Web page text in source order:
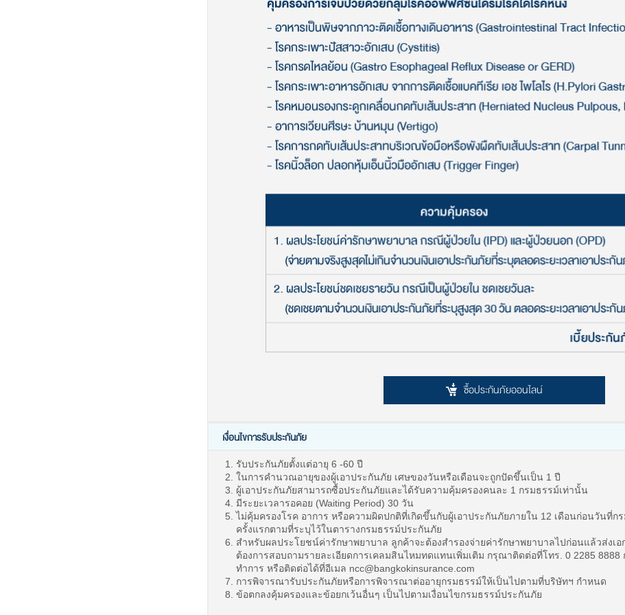
ซื้อประกันภัยออนไลน์
เงื่อนไขการรับประกันภัย
รับประกันภัยตั้งแต่อายุ 6 -60 ปี
ในการคำนวณอายุของผู้เอาประกันภัย เศษของวันหรือเดือนจะถูกปัดขึ้นเป็น 1 ปี
ผู้เอาประกันภัยสามารถซื้อประกันภัยและได้รับความคุ้มครองคนละ 1 กรมธรรม์เท่านั้น
มีระยะเวลารอคอย (Waiting Period) 30 วัน
ไม่คุ้มครองโรค อาการ หรือความผิดปกติที่เกิดขึ้นกับผู้เอาประกันภัยภายใน 12 เดือนก่อนวันที่ก
ครั้งแรกตามที่ระบุไว้ในตารางกรมธรรม์ประกันภัย
สำหรับผลประโยชน์ค่ารักษาพยาบาล ลูกค้าจะต้องสำรองจ่ายค่ารักษาพยาบาลไปก่อนแล้วส่งเ
ต้องการสอบถามรายละเอียดการเคลมสินไหมทดแทนเพิ่มเติม กรุณาติดต่อที่โทร. 0 2285 8888
ทำการ หรือติดต่อได้ที่อีเมล ncc@bangkokinsurance.com
การพิจารณารับประกันภัยหรือการพิจารณาต่ออายุกรมธรรม์ให้เป็นไปตามที่บริษัทฯ กำหนด
ข้อตกลงคุ้มครองและข้อยกเว้นอื่นๆ เป็นไปตามเงื่อนไขกรมธรรม์ประกันภัย